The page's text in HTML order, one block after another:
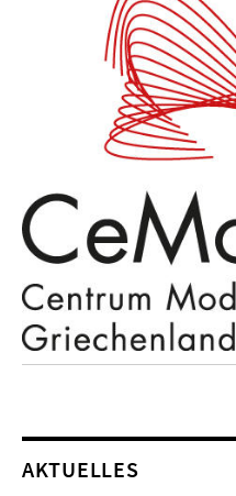
AKTUELLES